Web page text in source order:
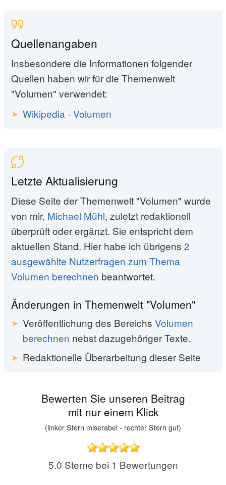
Quellenangaben
Insbesondere die Informationen folgender
Quellen haben wir für die Themenwelt
"Volumen" verwendet:
Wikipedia - Volumen
Letzte Aktualisierung
Diese Seite der Themenwelt "Volumen" wurde
von mir, Michael Mühl, zuletzt redaktionell
überprüft oder ergänzt. Sie entspricht dem
aktuellen Stand. Hier habe ich übrigens 2
ausgewählte Nutzerfragen zum Thema
Volumen berechnen beantwortet.
Änderungen in Themenwelt "Volumen"
Veröffentlichung des Bereichs Volumen
berechnen nebst dazugehöriger Texte.
Redaktionelle Überarbeitung dieser Seite
Bewerten Sie unseren Beitrag
mit nur einem Klick
(linker Stern miserabel - rechter Stern gut)
5.0 Sterne bei 1 Bewertungen